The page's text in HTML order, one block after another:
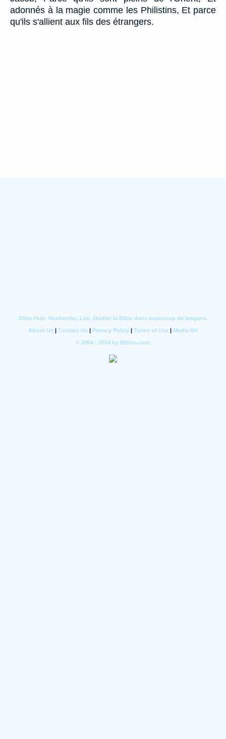
adonnés à la magie comme les Philistins, Et parce
qu'ils s'allient aux fils des étrangers.